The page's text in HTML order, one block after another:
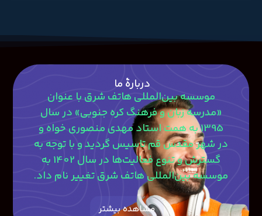
دربارۀ ما
موسسه بین‌المللی هاتف شرق با عنوان
«مدرسه زبان و فرهنگ کره جنوبی» در سال
1395 به همت استاد مهدی منصوری‎ خواه و
در شهر مقدس قم تاسیس گردید و با توجه به
گسترش و تنوع فعالیت‌ها در سال 1402 به
موسسه بین‌المللی هاتف شرق تغییر نام داد.
مشاهده بیشتر